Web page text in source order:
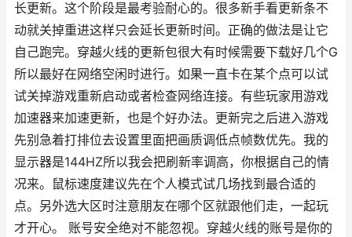
长更新。这个阶段是最考验耐心的。很多新手看更新条不
动就关掉重进这样只会延长更新时间。正确的做法是让它
自己跑完。穿越火线的更新包很大有时候需要下载好几个G
所以最好在网络空闲时进行。如果一直卡在某个点可以试
试关掉游戏重新启动或者检查网络连接。有些玩家用游戏
加速器来加速更新，也是个好办法。更新完之后进入游戏
先别急着打排位去设置里面把画质调低点帧数优先。我的
显示器是144HZ所以我会把刷新率调高，你根据自己的情
况来。鼠标速度建议先在个人模式试几场找到最合适的
点。另外选大区时注意朋友在哪个区就跟他们走，一起玩
才开心。 账号安全绝对不能忽视。穿越火线的账号是你的